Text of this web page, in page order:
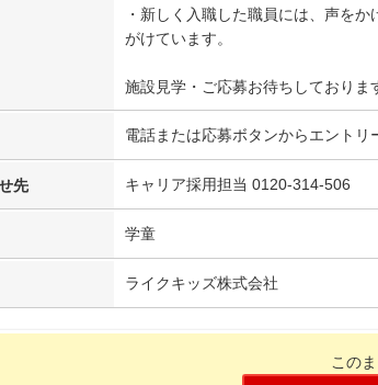
・新しく入職した職員には、声を
がけています。
施設見学・ご応募お待ちしておりま
電話または応募ボタンからエントリ
先 キャリア採用担当 0120-314-506
学童
ライクキッズ株式会社
この